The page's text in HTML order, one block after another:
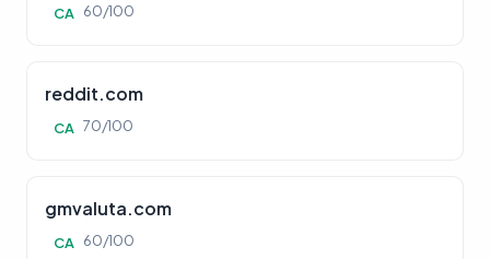
CA 60/100
reddit.com
CA 70/100
gmvaluta.com
CA 60/100